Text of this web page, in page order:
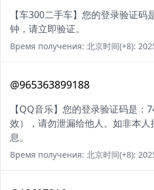
【车300二手车】您的登录验证码
钟，请立即验证。
Время получения: 北京时间(+8):
@965363899188
【QQ音乐】您的登录验证码是：
效），请勿泄漏给他人。如非本
息。
Время получения: 北京时间(+8):